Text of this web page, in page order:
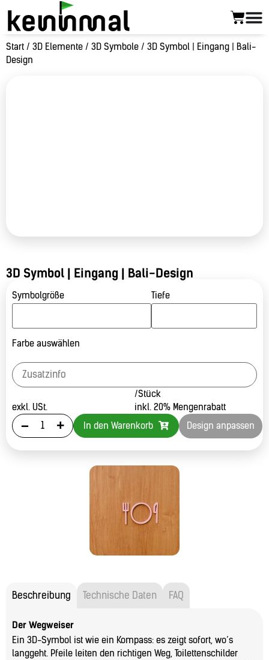
Start / 3D Elemente / 3D Symbole / 3D Symbol | Eingang | Bali-
Design
3D Symbol | Eingang | Bali-Design
/Stück
exkl. USt.
inkl. 20% Mengenrabatt
Symbolgröße Tiefe
Farbe auswählen
- + In den Warenkorb Design anpassen
Beschreibung Technische Daten FAQ
Der Wegweiser
Ein 3D-Symbol ist wie ein Kompass: es zeigt sofort, wo’s
langgeht. Pfeile leiten den richtigen Weg, Toilettenschilder